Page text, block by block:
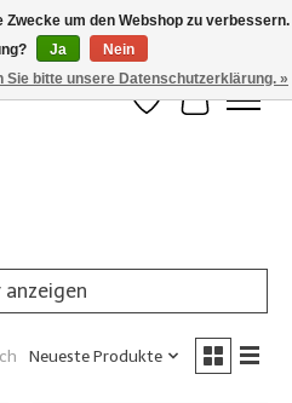
op Google reviews
Wunschzettel
Ihr
anzeigen
Neueste Produkte
um den Webshop zu verbessern.
Ja
Nein
Sie bitte unsere Datenschutzerklärung. »